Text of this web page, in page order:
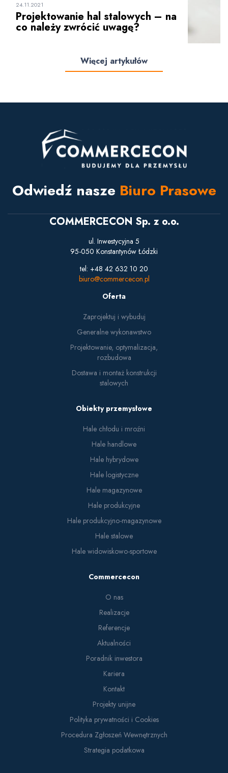
24.11.2021
Projektowanie hal stalowych – na
co należy zwrócić uwagę?
Więcej artykułów
Odwiedź nasze Biuro Prasowe
COMMERCECON Sp. z o.o.
ul. Inwestycyjna 5
95-050 Konstantynów Łódzki
tel: +48 42 632 10 20
biuro@commercecon.pl
Oferta
Zaprojektuj i wybuduj
Generalne wykonawstwo
Projektowanie, optymalizacja,
rozbudowa
Dostawa i montaż konstrukcji
stalowych
Obiekty przemysłowe
Hale chłodu i mroźni
Hale handlowe
Hale hybrydowe
Hale logistyczne
Hale magazynowe
Hale produkcyjne
Hale produkcyjno-magazynowe
Hale stalowe
Hale widowiskowo-sportowe
Commercecon
O nas
Realizacje
Referencje
Aktualności
Poradnik inwestora
Kariera
Kontakt
Projekty unijne
Polityka prywatności i Cookies
Procedura Zgłoszeń Wewnętrznych
Strategia podatkowa